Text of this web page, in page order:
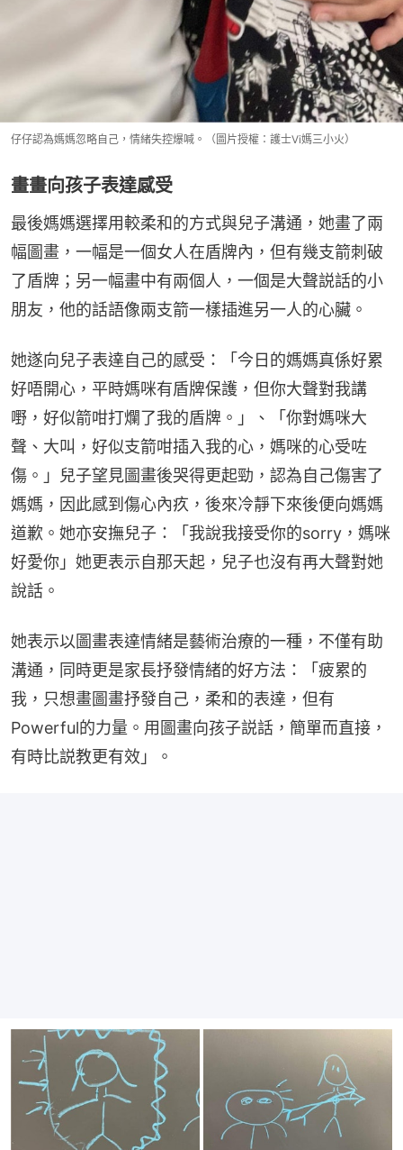
仔仔認為媽媽忽略自己，情緒失控爆喊。（圖片授權：護士Vi媽三小火）
畫畫向孩子表達感受
最後媽媽選擇用較柔和的方式與兒子溝通，她畫了兩
幅圖畫，一幅是一個女人在盾牌內，但有幾支箭刺破
了盾牌；另一幅畫中有兩個人，一個是大聲説話的小
朋友，他的話語像兩支箭一樣插進另一人的心臟。
她遂向兒子表達自己的感受：「今日的媽媽真係好累
好唔開心，平時媽咪有盾牌保護，但你大聲對我講
嘢，好似箭咁打爛了我的盾牌。」、「你對媽咪大
聲、大叫，好似支箭咁插入我的心，媽咪的心受咗
傷。」兒子望見圖畫後哭得更起勁，認為自己傷害了
媽媽，因此感到傷心內疚，後來冷靜下來後便向媽媽
道歉。她亦安撫兒子：「我說我接受你的sorry，媽咪
好愛你」她更表示自那天起，兒子也沒有再大聲對她
說話。
她表示以圖畫表達情緒是藝術治療的一種，不僅有助
溝通，同時更是家長抒發情緒的好方法：「疲累的
我，只想畫圖畫抒發自己，柔和的表達，但有
Powerful的力量。用圖畫向孩子説話，簡單而直接，
有時比説教更有效」。